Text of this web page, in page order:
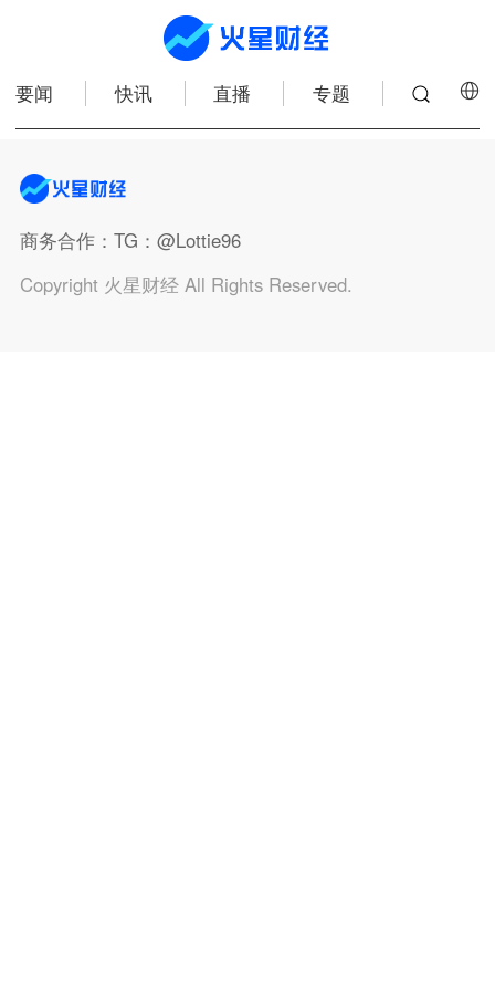
要闻 快讯 直播 专题
商务合作：TG：@Lottie96
Copyright 火星财经 All Rights Reserved.